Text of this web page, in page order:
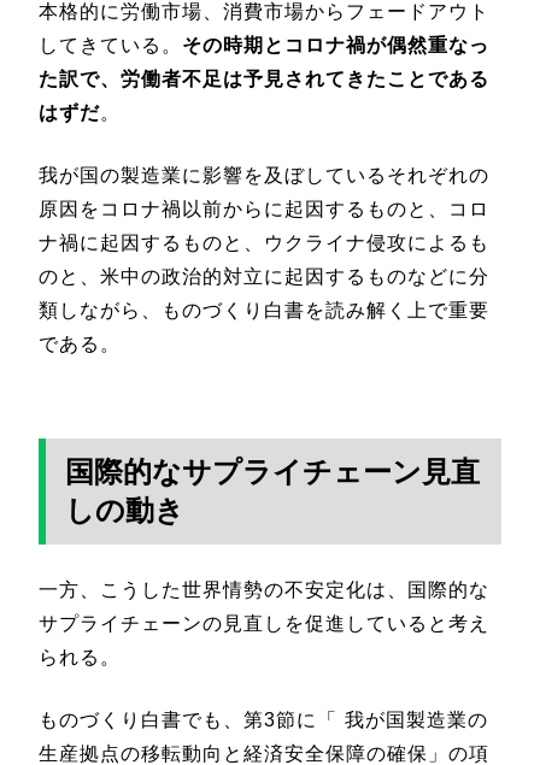
本格的に労働市場、消費市場からフェードアウト
してきている。 その時期とコロナ禍が偶然重なっ
た訳で、労働者不足は予見されてきたことである
はずだ。
我が国の製造業に影響を及ぼしているそれぞれの
原因をコロナ禍以前からに起因するものと、コロ
ナ禍に起因するものと、ウクライナ侵攻によるも
のと、米中の政治的対立に起因するものなどに分
類しながら、ものづくり白書を読み解く上で重要
である。
国際的なサプライチェーン見直
しの動き
一方、こうした世界情勢の不安定化は、国際的な
サプライチェーンの見直しを促進していると考え
られる。
ものづくり白書でも、第3節に「 我が国製造業の
生産拠点の移転動向と経済安全保障の確保」の項